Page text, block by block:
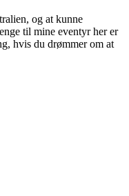
og at kunne
til mine eventyr her er
hvis du drømmer om at